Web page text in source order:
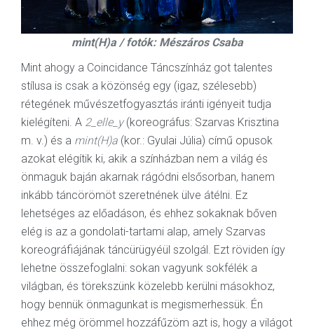
mint(H)a / fotók: Mészáros Csaba
Mint ahogy a Coincidance Táncszínház got talentes
stílusa is csak a közönség egy (igaz, szélesebb)
rétegének művészetfogyasztás iránti igényeit tudja
kielégíteni. A 2_elle_y(koreográfus: Szarvas Krisztina
m. v.) és a mint(H)a (kor.: Gyulai Júlia) című opusok
azokat elégítik ki, akik a színházban nem a világ és
önmaguk baján akarnak rágódni elsősorban, hanem
inkább táncörömöt szeretnének ülve átélni. Ez
lehetséges az előadáson, és ehhez sokaknak bőven
elég is az a gondolati-tartami alap, amely Szarvas
koreográfiájának táncürügyéül szolgál. Ezt röviden így
lehetne összefoglalni: sokan vagyunk sokfélék a
világban, és törekszünk közelebb kerülni másokhoz,
hogy bennük önmagunkat is megismerhessük. Én
ehhez még örömmel hozzáfűzöm azt is, hogy a világot